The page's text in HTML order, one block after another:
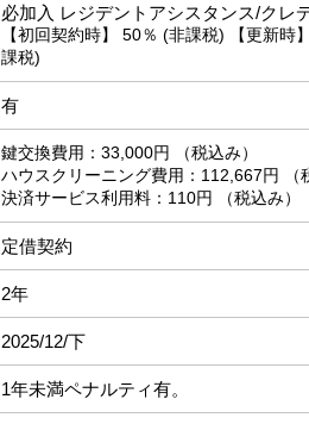
必加入 レジデントアシスタンス/クレ
【初回契約時】 50％ (非課税) 【更新時
課税)
有
鍵交換費用：33,000円 （税込み）
ハウスクリーニング費用：112,667円 （
決済サービス利用料：110円 （税込み）
定借契約
2年
2025/12/下
1年未満ペナルティ有。